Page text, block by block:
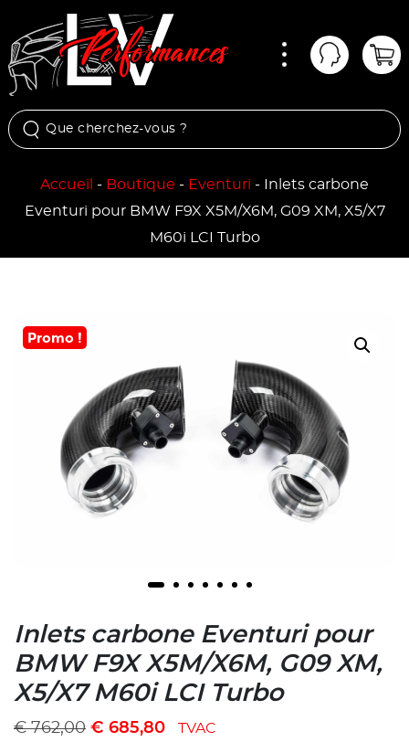
Mon
Accueil - Boutique - Eventuri - Inlets carbone
Eventuri pour BMW F9X X5M/X6M, G09 XM, X5/X7
M60i LCI Turbo
Promo !
Inlets carbone Eventuri pour
BMW F9X X5M/X6M, G09 XM,
X5/X7 M60i LCI Turbo
€762,00 € 685,80 TVAC